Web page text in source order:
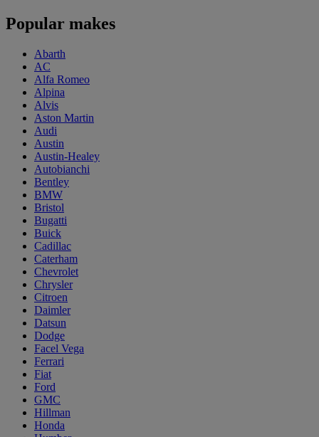
Popular makes
Abarth
AC
Alfa Romeo
Alpina
Alvis
Aston Martin
Audi
Austin
Austin-Healey
Autobianchi
Bentley
BMW
Bristol
Bugatti
Buick
Cadillac
Caterham
Chevrolet
Chrysler
Citroen
Daimler
Datsun
Dodge
Facel Vega
Ferrari
Fiat
Ford
GMC
Hillman
Honda